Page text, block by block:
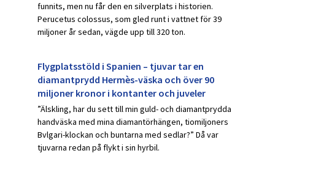
funnits, men nu får den en silverplats i historien.
Perucetus colossus, som gled runt i vattnet för 39
miljoner år sedan, vägde upp till 320 ton.
Flygplatsstöld i Spanien – tjuvar tar en
diamantprydd Hermès-väska och över 90
miljoner kronor i kontanter och juveler
”Älskling, har du sett till min guld- och diamantprydda
handväska med mina diamantörhängen, tiomiljoners
Bvlgari-klockan och buntarna med sedlar?” Då var
tjuvarna redan på flykt i sin hyrbil.